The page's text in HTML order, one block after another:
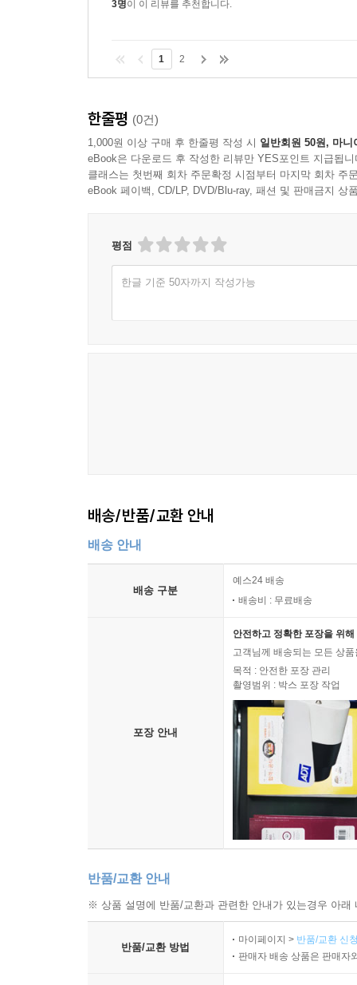
3명이 이 리뷰를 추천합니다.
1 2
한줄평 (0건)
1,000원 이상 구매 후 한줄평 작성 시 일반회원 50원, 마니
eBook은 다운로드 후 작성한 리뷰만 YES포인트 지급됩니
클래스는 첫번째 회차 주문확정 시점부터 마지막 회차 주
eBook 페이백, CD/LP, DVD/Blu-ray, 패션 및 판매금지 상
평점
한글 기준 50자까지 작성가능
배송/반품/교환 안내
배송 안내
배송 구분
예스24 배송
배송비 : 무료배송
포장 안내
안전하고 정확한 포장을 위
고객님께 배송되는 모든 상
목적 : 안전한 포장 관리
촬영범위 : 박스 포장 작업
반품/교환 안내
※ 상품 설명에 반품/교환과 관련한 안내가 있는경우 아
반품/교환 방법
마이페이지 > 반품/교환 신
판매자 배송 상품은 판매자